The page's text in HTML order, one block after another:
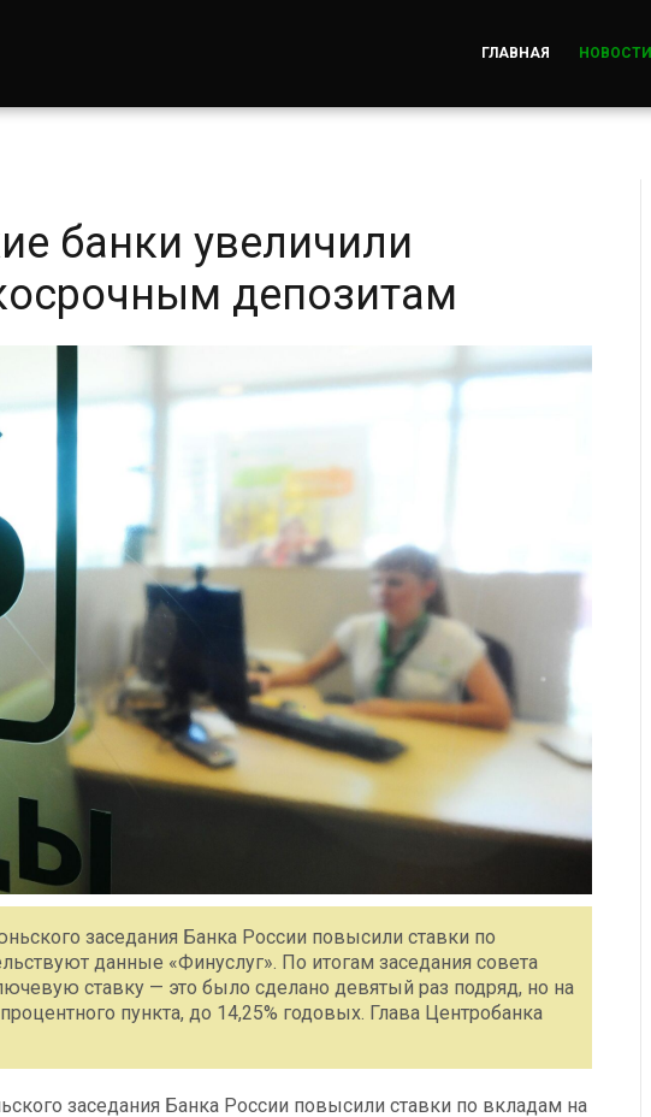
ГЛАВНАЯ НОВОСТИ
банки увеличили
депозитам
заседания Банка России повысили ставки по
данные «Финуслуг». По итогам заседания совета
ставку — это было сделано девятый раз подряд, но на
пункта, до 14,25% годовых. Глава Центробанка
заседания Банка России повысили ставки по вкладам на